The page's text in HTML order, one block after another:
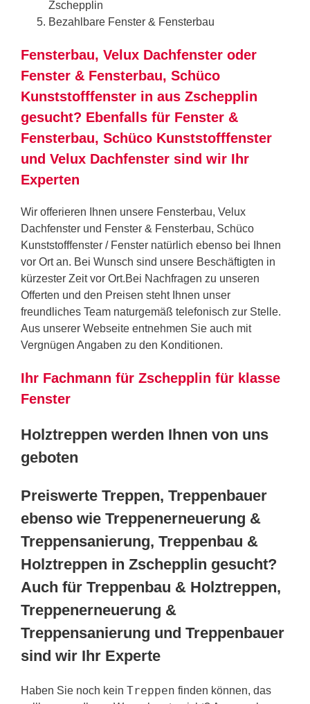
Zschepplin
Bezahlbare Fenster & Fensterbau
Fensterbau, Velux Dachfenster oder
Fenster & Fensterbau, Schüco
Kunststofffenster in aus Zschepplin
gesucht? Ebenfalls für Fenster &
Fensterbau, Schüco Kunststofffenster
und Velux Dachfenster sind wir Ihr
Experten
Wir offerieren Ihnen unsere Fensterbau, Velux
Dachfenster und Fenster & Fensterbau, Schüco
Kunststofffenster / Fenster natürlich ebenso bei Ihnen
vor Ort an. Bei Wunsch sind unsere Beschäftigten in
kürzester Zeit vor Ort.Bei Nachfragen zu unseren
Offerten und den Preisen steht Ihnen unser
freundliches Team naturgemäß telefonisch zur Stelle.
Aus unserer Webseite entnehmen Sie auch mit
Vergnügen Angaben zu den Konditionen.
Ihr Fachmann für Zschepplin für klasse
Fenster
Holztreppen werden Ihnen von uns
geboten
Preiswerte Treppen, Treppenbauer
ebenso wie Treppenerneuerung &
Treppensanierung, Treppenbau &
Holztreppen in Zschepplin gesucht?
Auch für Treppenbau & Holztreppen,
Treppenerneuerung &
Treppensanierung und Treppenbauer
sind wir Ihr Experte
Haben Sie noch kein Treppen finden können, das